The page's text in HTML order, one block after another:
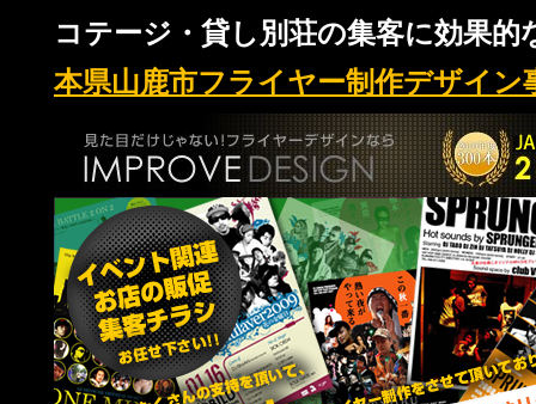
コテージ・貸し別荘の集客に効果
本県山鹿市フライヤー制作デザイ